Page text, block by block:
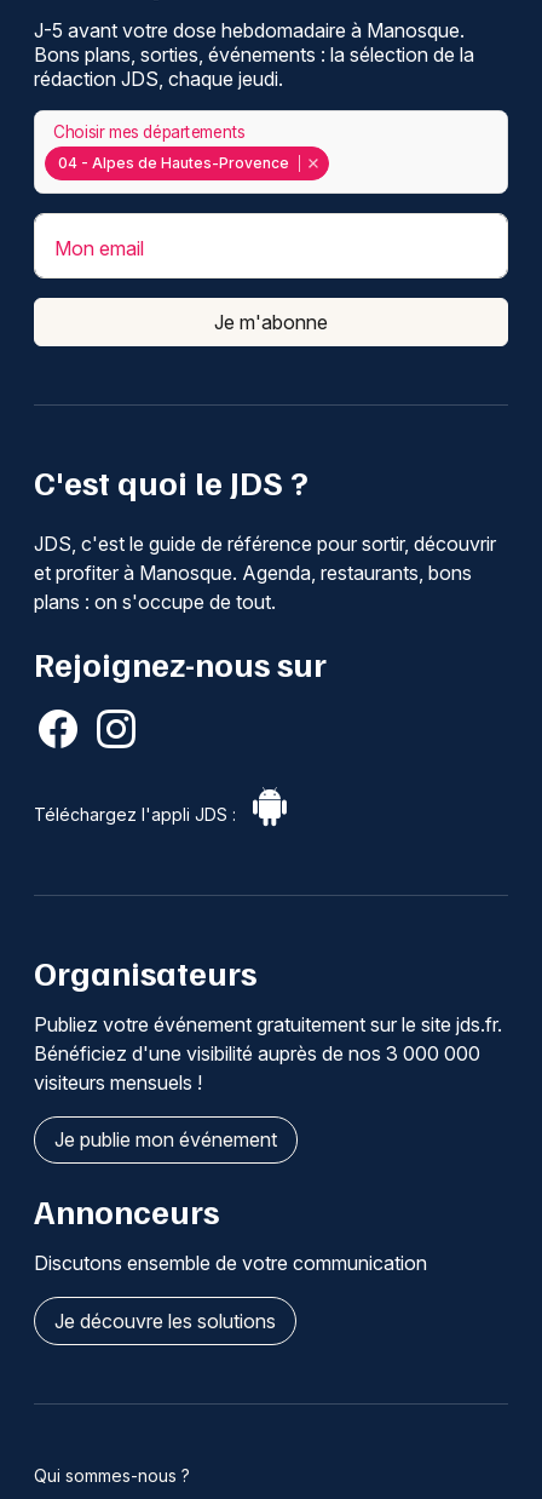
C'est quoi le JDS ?
JDS, c'est le guide de référence pour sortir, découvrir
et profiter à Manosque. Agenda, restaurants, bons
plans : on s'occupe de tout.
Rejoignez-nous sur
Téléchargez l'appli JDS :
J-5 avant votre dose hebdomadaire à Manosque.
Bons plans, sorties, événements : la sélection de la
rédaction JDS, chaque jeudi.
04 - Alpes de Hautes-Provence
Choisir mes départements
Mon email
Je m'abonne
Organisateurs
Publiez votre événement gratuitement sur le site jds.fr.
Bénéficiez d'une visibilité auprès de nos 3 000 000
visiteurs mensuels !
Je publie mon événement
Annonceurs
Discutons ensemble de votre communication
Je découvre les solutions
Qui sommes-nous ?